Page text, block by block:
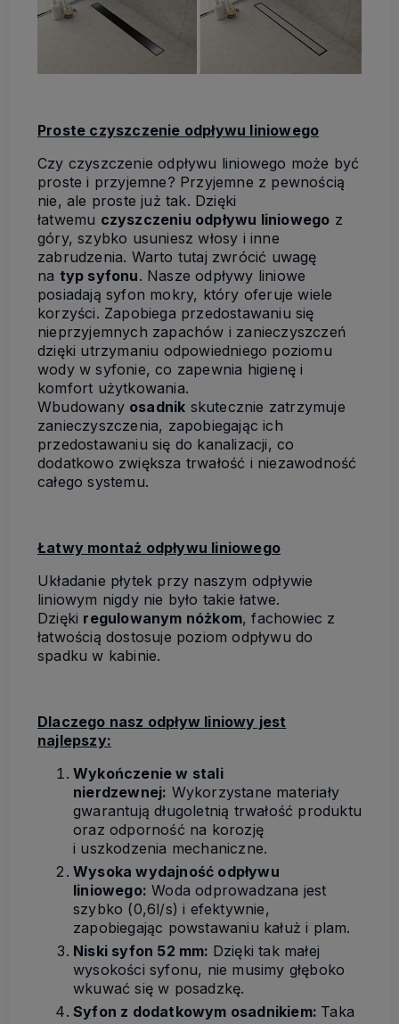
Proste czyszczenie odpływu liniowego
Czy czyszczenie odpływu liniowego może być
proste i przyjemne? Przyjemne z pewnością
nie, ale proste już tak. Dzięki
łatwemu czyszczeniu odpływu liniowego z
góry, szybko usuniesz włosy i inne
zabrudzenia. Warto tutaj zwrócić uwagę
na typ syfonu. Nasze odpływy liniowe
posiadają syfon mokry, który oferuje wiele
korzyści. Zapobiega przedostawaniu się
nieprzyjemnych zapachów i zanieczyszczeń
dzięki utrzymaniu odpowiedniego poziomu
wody w syfonie, co zapewnia higienę i
komfort użytkowania.
Wbudowany osadnik skutecznie zatrzymuje
zanieczyszczenia, zapobiegając ich
przedostawaniu się do kanalizacji, co
dodatkowo zwiększa trwałość i niezawodność
całego systemu.
Łatwy montaż odpływu liniowego
Układanie płytek przy naszym odpływie
liniowym nigdy nie było takie łatwe.
Dzięki regulowanym nóżkom, fachowiec z
łatwością dostosuje poziom odpływu do
spadku w kabinie.
Dlaczego nasz odpływ liniowy jest
najlepszy:
Wykończenie w stali
nierdzewnej: Wykorzystane materiały
gwarantują długoletnią trwałość produktu
oraz odporność na korozję
i uszkodzenia mechaniczne.
Wysoka wydajność odpływu
liniowego: Woda odprowadzana jest
szybko (0,6l/s) i efektywnie,
zapobiegając powstawaniu kałuż i plam.
Niski syfon 52 mm: Dzięki tak małej
wysokości syfonu, nie musimy głęboko
wkuwać się w posadzkę.
Syfon z dodatkowym osadnikiem: Taka